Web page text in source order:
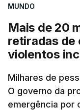
MUNDO
Mais de 20
retiradas de
violentos
Milhares de
O governo da
emergência por